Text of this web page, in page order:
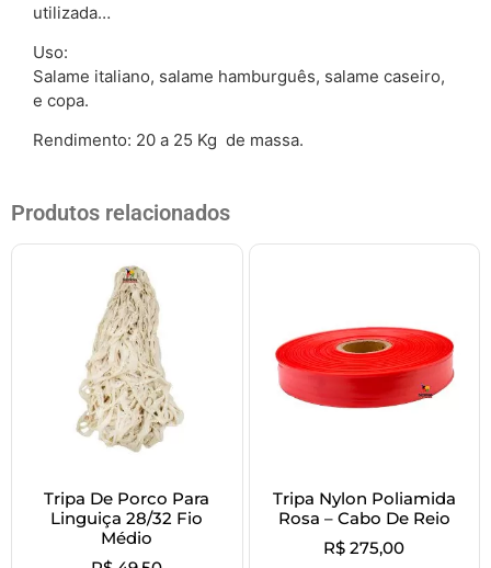
utilizada…
Uso:
Salame italiano, salame hamburguês, salame caseiro,
e copa.
Rendimento: 20 a 25 Kg de massa.
Produtos relacionados
Tripa De Porco Para
Linguiça 28/32 Fio
Médio
Tripa Nylon Poliamida
Rosa – Cabo De Reio
R$ 275,00